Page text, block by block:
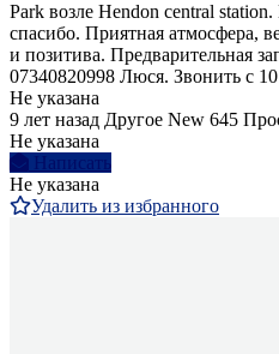
Park возле Hendon central
спасибо. Приятная атмосфера,
и позитива. Предварительная
07340820998 Люся. Звонить с
Не указана
9 лет назад Другое New 645
Не указана
Написать
Не указана
Удалить из избранного